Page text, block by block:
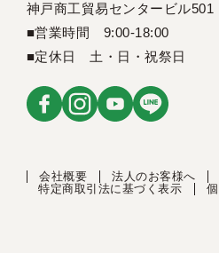
神戸商工貿易センタービル501
■営業時間 9:00-18:00
■定休日 土・日・祝祭日
会社概要
法人のお客様へ
特定商取引法に基づく表示